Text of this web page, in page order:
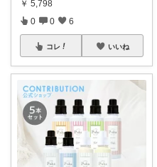
￥ 5,798
0 0 6
コレ いいね